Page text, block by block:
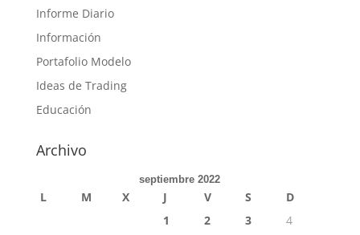
Informe Diario
Información
Portafolio Modelo
Ideas de Trading
Educación
Archivo
septiembre 2022
L M X J V S
D
1
2 3
4